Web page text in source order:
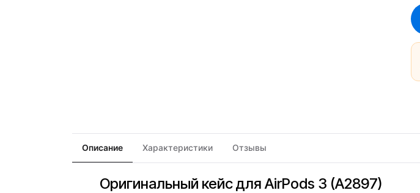
Описание Характеристики Отзывы
Оригинальный кейс для AirPods 3 (A2897)